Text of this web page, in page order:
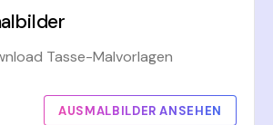
Tasse-Malvorlagen
AUSMALBILDER ANSEHEN